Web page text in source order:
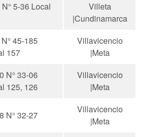
5-36 Local
Villeta
|Cundinamarca
45-185
157
Villavicencio
|Meta
N° 33-06
125, 126
Villavicencio
|Meta
N° 32-27
Villavicencio
|Meta